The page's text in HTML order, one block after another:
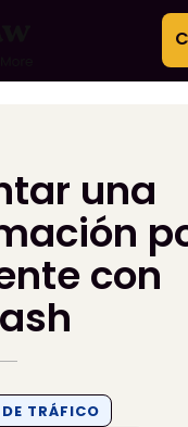
una
con
TRÁFICO